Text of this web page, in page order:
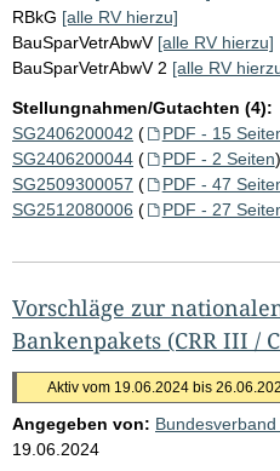
RBkG [alle RV hierzu]
BauSparVetrAbwV [alle RV hierzu]
BauSparVetrAbwV 2 [alle RV
Stellungnahmen/Gutachten (4):
SG2406200042 ( PDF - 15
SG2406200044 ( PDF - 2 Seiten)
SG2509300057 ( PDF - 47
SG2512080006 ( PDF - 27
Vorschläge zur
Bankenpakets (CRR III /
Aktiv vom 19.06.2024 bis
Angegeben von:
19.06.2024